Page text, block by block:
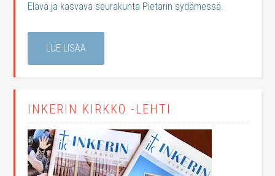
Elävä ja kasvava seurakunta Pietarin sydämessä.
LUE LISÄÄ
INKERIN KIRKKO -LEHTI